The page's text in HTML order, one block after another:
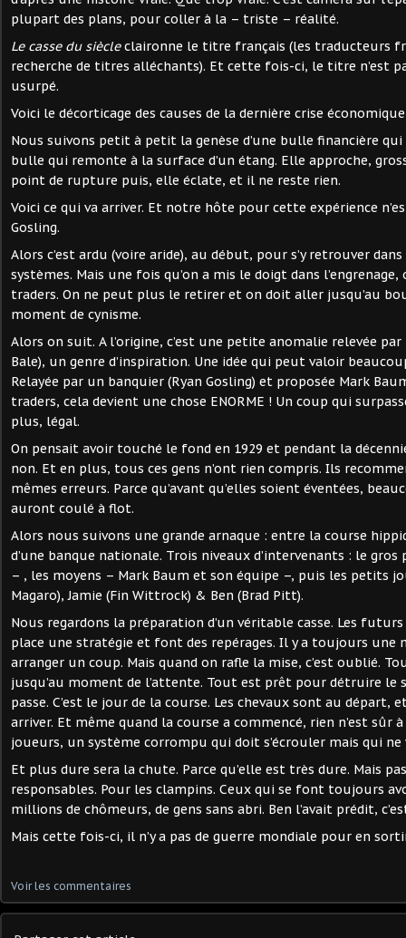
plupart des plans, pour coller à la – triste – réalité.
Le casse du siècleclaironne le titre français (les traducteurs
recherche de titres alléchants). Et cette fois-ci, le titre n’est
usurpé.
Voici le décorticage des causes de la dernière crise
Nous suivons petit à petit la genèse d’une bulle financière
bulle qui remonte à la surface d’un étang. Elle approche,
point de rupture puis, elle éclate, et il ne reste rien.
Voici ce qui va arriver. Et notre hôte pour cette expérience
Gosling.
Alors c’est ardu (voire aride), au début, pour s’y retrouver
systèmes. Mais une fois qu’on a mis le doigt dans
traders. On ne peut plus le retirer et on doit aller jusqu’au
moment de cynisme.
Alors on suit. A l’origine, c’est une petite anomalie relevée
Bale), un genre d’inspiration. Une idée qui peut valoir
Relayée par un banquier (Ryan Gosling) et proposée Mark
traders, cela devient une chose ENORME ! Un coup qui
plus, légal.
On pensait avoir touché le fond en 1929 et pendant la
non. Et en plus, tous ces gens n’ont rien compris. Ils
mêmes erreurs. Parce qu’avant qu’elles soient éventées,
auront coulé à flot.
Alors nous suivons une grande arnaque : entre la course
d’une banque nationale. Trois niveaux d’intervenants : le
– , les moyens – Mark Baum et son équipe –, puis les petits
Magaro), Jamie (Fin Wittrock) & Ben (Brad Pitt).
Nous regardons la préparation d’un véritable casse. Les
place une stratégie et font des repérages. Il y a toujours une
arranger un coup. Mais quand on rafle la mise, c’est oublié.
jusqu’au moment de l’attente. Tout est prêt pour détruire le
passe. C’est le jour de la course. Les chevaux sont au
arriver. Et même quand la course a commencé, rien n’est sûr à
joueurs, un système corrompu qui doit s’écrouler mais qui
Et plus dure sera la chute. Parce qu’elle est très dure. Mais
responsables. Pour les clampins. Ceux qui se font toujours
millions de chômeurs, de gens sans abri. Ben l’avait prédit,
Mais cette fois-ci, il n’y a pas de guerre mondiale pour en
Voir les commentaires